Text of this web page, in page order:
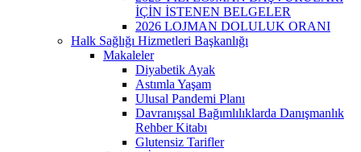
İÇİN İSTENEN BELGELER
2026 LOJMAN DOLULUK ORANI
Halk Sağlığı Hizmetleri Başkanlığı
Makaleler
Diyabetik Ayak
Astımla Yaşam
Ulusal Pandemi Planı
Davranışsal Bağımlılıklarda Danışmanlık
Rehber Kitabı
Glutensiz Tarifler